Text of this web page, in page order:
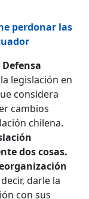
perdonar las
legislación en
considera
cambios
chilena.
dos cosas.
darle la
con sus